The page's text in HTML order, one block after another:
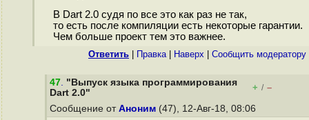
В Dart 2.0 судя по все это как раз не так,
то есть после компиляции есть некоторые гарантии.
Чем больше проект тем это важнее.
Ответить Правка| Наверх Cообщить модератору
47. "Выпуск языка программирования
Dart 2.0"
+ / –
Сообщение от Аноним (47), 12-Авг-18, 08:06